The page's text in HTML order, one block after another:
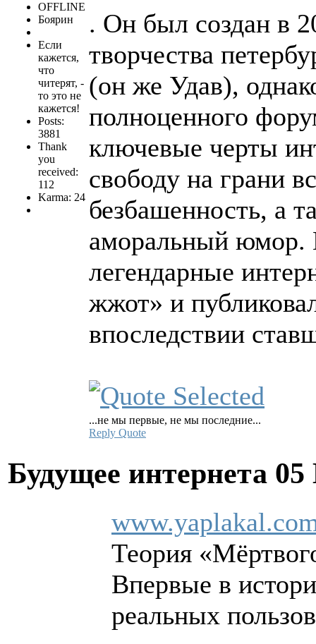
OFFLINE
Боярин
Если
кажется,
что
читерят, -
то это не
кажется!
Posts:
3881
Thank
you
received:
112
Karma: 24
. Он был создан в
творчества
(он же Удав),
полноценного
ключевые черты
свободу на грани
безбашенность, а
аморальный юмор.
легендарные
жжот» и
впоследствии
...не мы первые, не мы последние...
Reply Quote
Будущее интернета 05
Теория
Впервые в
реальных